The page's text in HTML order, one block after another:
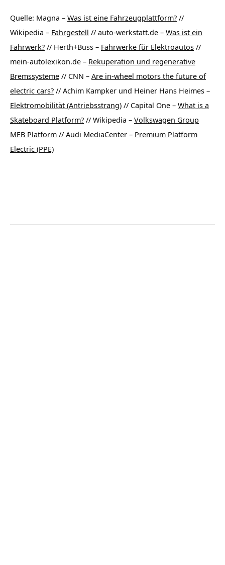
Quelle: Magna – Was ist eine Fahrzeugplattform? //
Wikipedia – Fahrgestell // auto-werkstatt.de – Was ist ein
Fahrwerk? // Herth+Buss – Fahrwerke für Elektroautos //
mein-autolexikon.de – Rekuperation und regenerative
Bremssysteme // CNN – Are in-wheel motors the future of
electric cars? // Achim Kampker und Heiner Hans Heimes –
Elektromobilität (Antriebsstrang) // Capital One – What is a
Skateboard Platform? // Wikipedia – Volkswagen Group
MEB Platform // Audi MediaCenter – Premium Platform
Electric (PPE)